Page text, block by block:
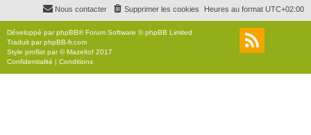
Heures au format UTC+02:00
Supprimer les cookies
Nous contacter
Développé parphpBB® Forum Software © phpBB Limited
Traduit parphpBB-fr.com
Style proflat par ©Mazeltof 2017
Confidentialité | Conditions